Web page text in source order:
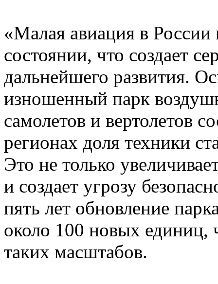
«Малая авиация в России
состоянии, что создает
дальнейшего развития.
изношенный парк
самолетов и вертолетов
регионах доля техники
Это не только
и создает угрозу
пять лет обновление
около 100 новых единиц,
таких масштабов.